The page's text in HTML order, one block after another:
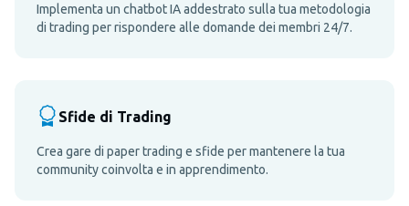
Implementa un chatbot IA addestrato sulla tua metodologia
di trading per rispondere alle domande dei membri 24/7.
Sfide di Trading
Crea gare di paper trading e sfide per mantenere la tua
community coinvolta e in apprendimento.